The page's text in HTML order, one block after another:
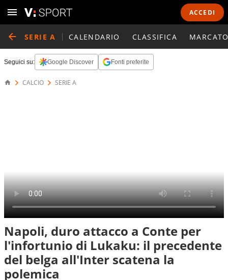
ACCEDI
SERIE A CALENDARIO CLASSIFICA
Seguici su: Google Discover Fonti preferite
CALCIO SERIE A
Napoli, duro attacco a Conte per
l'infortunio di Lukaku: il precedente
del belga all'Inter scatena la
polemica